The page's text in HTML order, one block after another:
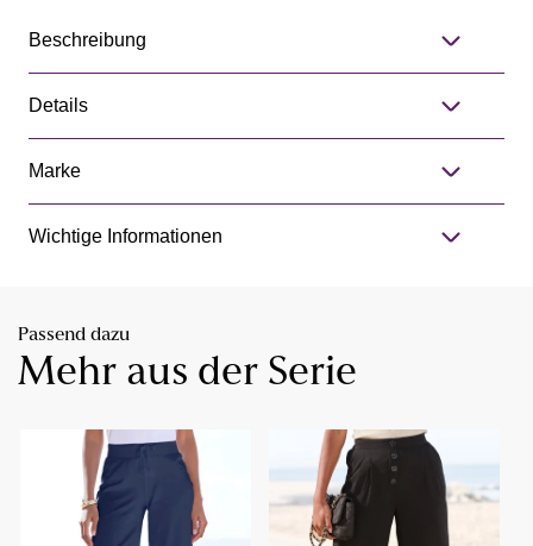
Beschreibung
Details
Marke
Wichtige Informationen
Passend dazu
Mehr aus der Serie